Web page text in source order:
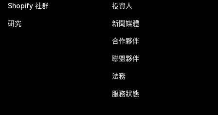
Shopify 社群
研究
投資人
新聞媒體
合作夥伴
聯盟夥伴
法務
服務狀態